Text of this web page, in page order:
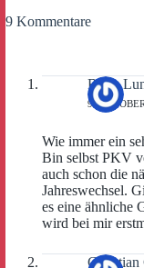
9 Kommentare
Bodo
9.
Wie immer ein
Bin selbst PKV
auch schon die
Jahreswechsel.
es eine ähnliche
wird bei mir
Christian